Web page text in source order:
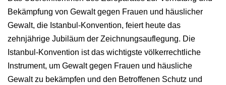
Bekämpfung von Gewalt gegen Frauen und häuslicher
Gewalt, die Istanbul-Konvention, feiert heute das
zehnjährige Jubiläum der Zeichnungsauflegung. Die
Istanbul-Konvention ist das wichtigste völkerrechtliche
Instrument, um Gewalt gegen Frauen und häusliche
Gewalt zu bekämpfen und den Betroffenen Schutz und